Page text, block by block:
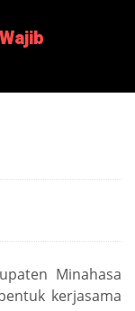
Minahasa
kerjasama